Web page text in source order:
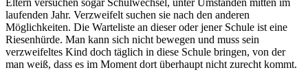
Eltern versuchen sogar Schulwechsel, unter Umständen mitten im
laufenden Jahr. Verzweifelt suchen sie nach den anderen
Möglichkeiten. Die Warteliste an dieser oder jener Schule ist eine
Riesenhürde. Man kann sich nicht bewegen und muss sein
verzweifeltes Kind doch täglich in diese Schule bringen, von der
man weiß, dass es im Moment dort überhaupt nicht zurecht kommt.